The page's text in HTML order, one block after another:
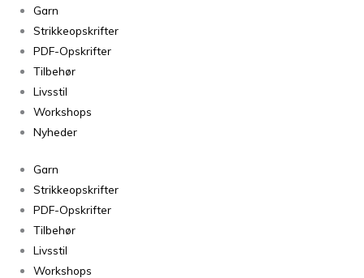
Garn
Strikkeopskrifter
PDF-Opskrifter
Tilbehør
Livsstil
Workshops
Nyheder
Garn
Strikkeopskrifter
PDF-Opskrifter
Tilbehør
Livsstil
Workshops
Isager
Tvinni
antal